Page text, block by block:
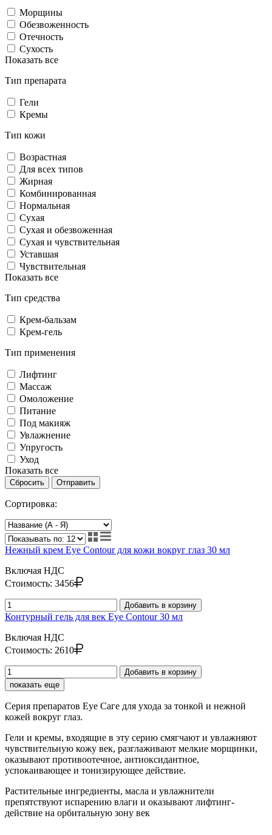
Морщины
Обезвоженность
Отечность
Сухость
Показать все
Тип препарата
Гели
Кремы
Тип кожи
Возрастная
Для всех типов
Жирная
Комбинированная
Нормальная
Сухая
Сухая и обезвоженная
Сухая и чувствительная
Уставшая
Чувствительная
Показать все
Тип средства
Крем-бальзам
Крем-гель
Тип применения
Лифтинг
Массаж
Омоложение
Питание
Под макияж
Увлажнение
Упругость
Уход
Показать все
Сбросить Отправить
Сортировка:
Нежный крем Eye Contour для кожи вокруг глаз 30 мл
Включая НДС
Стоимость: 3456
Добавить в корзину
Контурный гель для век Eye Contour 30 мл
Включая НДС
Стоимость: 2610
Добавить в корзину
показать еще
Серия препаратов Eye Саге для ухода за тонкой и нежной
кожей вокруг глаз.
Гели и кремы, входящие в эту серию смягчают и увлажняют
чувствительную кожу век, разглаживают мелкие морщинки,
оказывают противоотечное, антиоксидантное,
успокаивающее и тонизирующее действие.
Растительные ингредиенты, масла и увлажнители
препятствуют испарению влаги и оказывают лифтинг-
действие на орбитальную зону век